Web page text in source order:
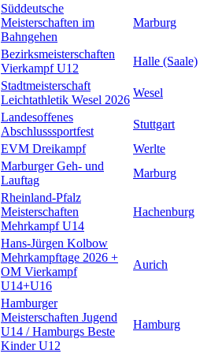
Süddeutsche
Meisterschaften im
Bahngehen
Marburg
Bezirksmeisterschaften
Vierkampf U12
Halle (Saale)
Stadtmeisterschaft
Leichtathletik Wesel 2026
Wesel
Landesoffenes
Abschlusssportfest
Stuttgart
EVM Dreikampf
Werlte
Marburger Geh- und
Lauftag
Marburg
Rheinland-Pfalz
Meisterschaften
Mehrkampf U14
Hachenburg
Hans-Jürgen Kolbow
Mehrkampftage 2026 +
OM Vierkampf
U14+U16
Aurich
Hamburger
Meisterschaften Jugend
U14 / Hamburgs Beste
Kinder U12
Hamburg